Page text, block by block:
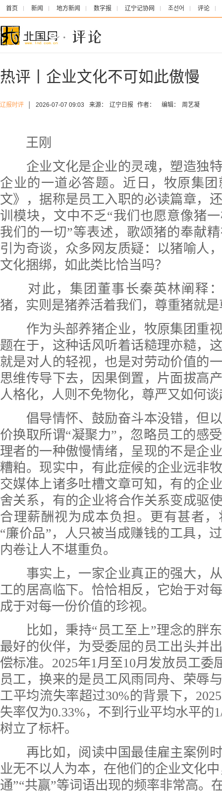
首页 新闻 地方新闻 数字报 辽宁记协网 조선어 评论
热评丨企业文化不可如此傲慢
辽报时评 2026-07-07 09:03 来源： 辽宁日报 作者： 编辑： 周艺凝
王刚
企业文化是企业的灵魂，塑造独特
企业的一道必答题。近日，牧原集
文》，据称是员工入职的必读篇章，
训模块，文中不乏“我们也愿意像猪
我们的一切”等表述，歌颂猪的奉献
引为奇谈，众多网友质疑：以猪喻人
文化捆绑，如此类比恰当吗？
对此，集团董事长秦英林阐释：
猪，实则是猪养活着我们，尊重猪就
作为头部养猪企业，牧原集团重视
题在于，这种话风听着话糙理亦糙，
就是对人的轻视，也是对劳动价值的
思维传导下去，因果倒置，片面拔高
人格化，人则不免物化，尊严又如何
倡导情怀、鼓励奋斗本没错，但以
价换取所谓“凝聚力”，忽略员工的感
理者的一种傲慢情绪，呈现的不是企
糟粕。现实中，有此症候的企业远非
交媒体上诸多吐槽文章可知，有的企
舍关系，有的企业将合作关系变成驱
合理薪酬视为成本负担。更有甚者
“廉价品”，人只被当成赚钱的工具，
内卷让人不堪重负。
事实上，一家企业真正的强大，从
工的居高临下。恰恰相反，它始于对
成于对每一份价值的珍视。
比如，秉持“员工至上”理念的胖东
最好的伙伴，为受委屈的员工出头并
偿标准。2025年1月至10月发放员工委
员工，换来的是员工风雨同舟、荣辱
工平均流失率超过30%的背景下，
失率仅为0.33%，不到行业平均水平的
树立了标杆。
再比如，阅读中国最佳雇主案例时
业无不以人为本，在他们的企业文化中
通”“共赢”等词语出现的频率非常高。